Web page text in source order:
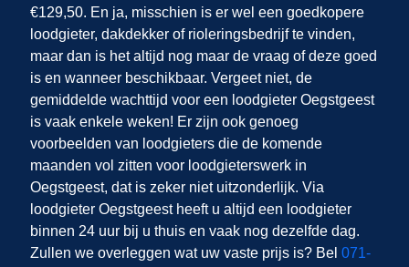
€129,50. En ja, misschien is er wel een goedkopere
loodgieter, dakdekker of rioleringsbedrijf te vinden,
maar dan is het altijd nog maar de vraag of deze goed
is en wanneer beschikbaar. Vergeet niet, de
gemiddelde wachttijd voor een loodgieter Oegstgeest
is vaak enkele weken! Er zijn ook genoeg
voorbeelden van loodgieters die de komende
maanden vol zitten voor loodgieterswerk in
Oegstgeest, dat is zeker niet uitzonderlijk. Via
loodgieter Oegstgeest heeft u altijd een loodgieter
binnen 24 uur bij u thuis en vaak nog dezelfde dag.
Zullen we overleggen wat uw vaste prijs is? Bel 071-